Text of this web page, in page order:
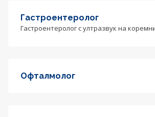
Гастроентеролог
Гастроентеролог с ултразвук на
Офталмолог